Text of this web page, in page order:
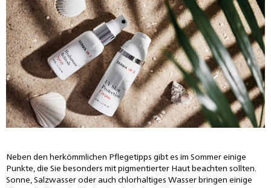
Neben den herkömmlichen Pflegetipps gibt es im Sommer einige
Punkte, die Sie besonders mit pigmentierter Haut beachten sollten.
Sonne, Salzwasser oder auch chlorhaltiges Wasser bringen einige